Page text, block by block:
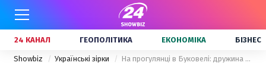
24 КАНАЛ ГЕОПОЛІТИКА ЕКОНОМІКА БІЗНЕС
Showbiz Українські зірки На прогулянці в Буковелі: дружина Віктора Павліка відпочиває з сином